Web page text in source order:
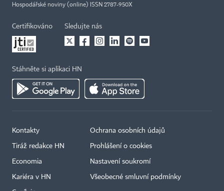
Hospodářské noviny (online) ISSN 2787-950X
Certifikováno Sledujte nás
Stáhněte si aplikaci HN
Kontakty
Tiráž redakce HN
Economia
Kariéra v HN
Ochrana osobních údajů
Prohlášení o cookies
Nastavení soukromí
Všeobecné smluvní podmínky